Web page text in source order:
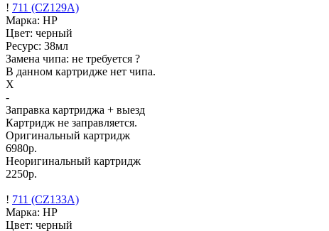
! 711 (CZ129A)
Марка: HP
Цвет: черный
Ресурс: 38мл
Замена чипа: не требуется ?
В данном картридже нет чипа.
X
-
Заправка картриджа + выезд
Картридж не заправляется.
Оригинальный картридж
6980р.
Неоригинальный картридж
2250р.
! 711 (CZ133A)
Марка: HP
Цвет: черный